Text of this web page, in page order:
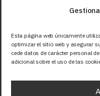
Esta página web únicamente
optimizar el sitio web y asegurar
cede datos de carácter personal
adicional sobre el uso de las
Síguenos
Facebook
X (Twitter)
Instagram